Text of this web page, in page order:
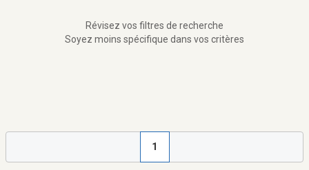
Révisez vos filtres de recherche
Soyez moins spécifique dans vos critères
1